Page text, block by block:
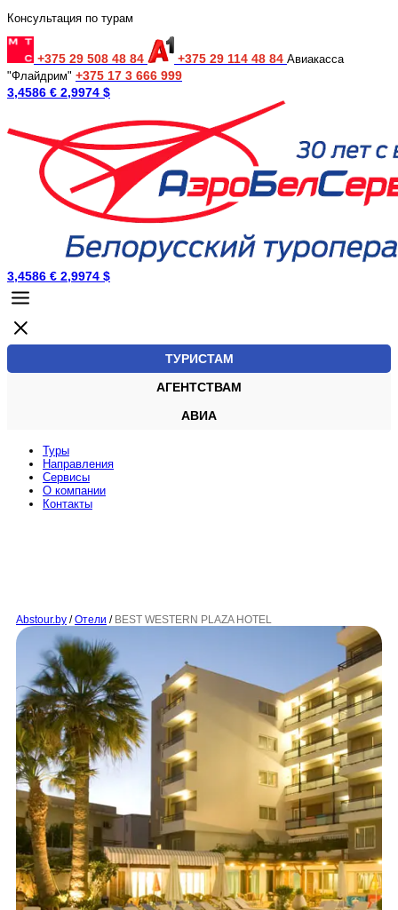
Консультация по турам
+375 29 508 48 84 +375 29 114 48 84 Авиакасса
"Флайдрим" +375 17 3 666 999
3,4586 € 2,9974 $
3,4586 € 2,9974 $
ТУРИСТАМ
АГЕНТСТВАМ
АВИА
Туры
Направления
Сервисы
O компании
Контакты
Abstour.by / Отели / BEST WESTERN PLAZA HOTEL